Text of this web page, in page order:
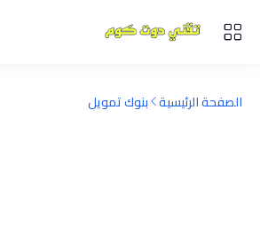
الصفحة الرئيسية بنوك تمويل